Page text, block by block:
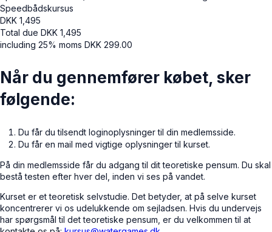
Speedbådskursus
DKK 1,495
Total due DKK 1,495
including 25% moms DKK 299.00
Når du gennemfører købet, sker
følgende:
Du får du tilsendt loginoplysninger til din medlemsside.
Du får en mail med vigtige oplysninger til kurset.
På din medlemsside får du adgang til dit teoretiske pensum. Du skal
bestå testen efter hver del, inden vi ses på vandet.
Kurset er et teoretisk selvstudie. Det betyder, at på selve kurset
koncentrerer vi os udelukkende om sejladsen. Hvis du undervejs
har spørgsmål til det teoretiske pensum, er du velkommen til at